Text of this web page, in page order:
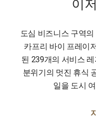
이
도심 비즈니스 구역
카프리 바이 프레이
된 239개의 서비스
분위기의 멋진 휴식
일을 도시